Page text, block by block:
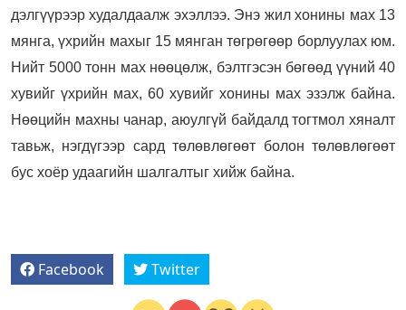
дэлгүүрээр худалдаалж эхэллээ. Энэ жил хонины мах 13
мянга, үхрийн махыг 15 мянган төгрөгөөр борлуулах юм.
Нийт 5000 тонн мах нөөцөлж, бэлтгэсэн бөгөөд үүний 40
хувийг үхрийн мах, 60 хувийг хонины мах эзэлж байна.
Нөөцийн махны чанар, аюулгүй байдалд тогтмол хяналт
тавьж, нэгдүгээр сард төлөвлөгөөт болон төлөвлөгөөт
бус хоёр удаагийн шалгалтыг хийж байна.
Facebook Twitter